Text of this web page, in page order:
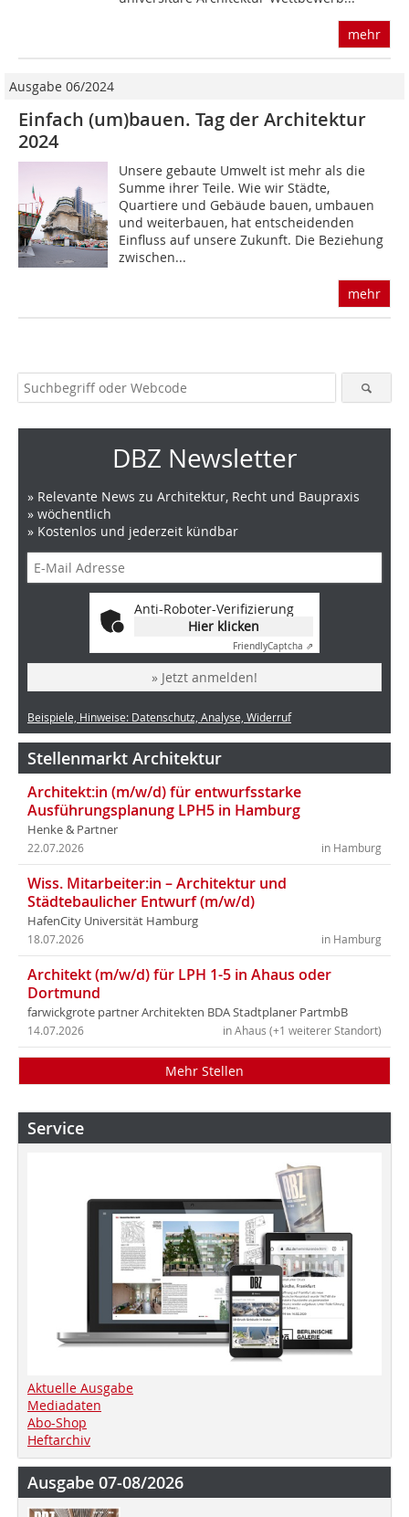
mehr
Ausgabe 06/2024
Einfach (um)bauen. Tag der Architektur
2024
Unsere gebaute Umwelt ist mehr als die
Summe ihrer Teile. Wie wir Städte,
Quartiere und Gebäude bauen, umbauen
und weiterbauen, hat entscheidenden
Einfluss auf unsere Zukunft. Die Beziehung
zwischen...
mehr
DBZ Newsletter
» Relevante News zu Architektur, Recht und Baupraxis
» wöchentlich
» Kostenlos und jederzeit kündbar
Anti-Roboter-Verifizierung
Hier klicken
FriendlyCaptcha ⇗
» Jetzt anmelden!
Beispiele, Hinweise: Datenschutz, Analyse, Widerruf
Stellenmarkt Architektur
Architekt:in (m/w/d) für entwurfsstarke
Ausführungsplanung LPH5 in Hamburg
Henke & Partner
in Hamburg
22.07.2026
Wiss. Mitarbeiter:in – Architektur und
Städtebaulicher Entwurf (m/w/d)
HafenCity Universität Hamburg
in Hamburg
18.07.2026
Architekt (m/w/d) für LPH 1-5 in Ahaus oder
Dortmund
farwickgrote partner Architekten BDA Stadtplaner PartmbB
in Ahaus (+1 weiterer Standort)
14.07.2026
Mehr Stellen
Service
Aktuelle Ausgabe
Mediadaten
Abo-Shop
Heftarchiv
Ausgabe 07-08/2026